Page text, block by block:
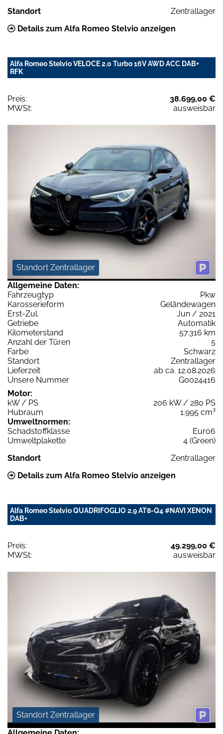
Standort
Zentrallager
Details zum Alfa Romeo Stelvio anzeigen
Alfa Romeo Stelvio VELOCE 2.0 Turbo 16V AWD ACC DAB+
RFK
Preis:
38.699,00 €
MWSt:
ausweisbar
Standort Zentrallager
Allgemeine Daten:
Fahrzeugtyp
Pkw
Karosserieform
Geländewagen
Erst-Zul.
Jun / 2021
Getriebe
Automatik
Kilometerstand
57.316 km
Anzahl der Türen
5
Farbe
Schwarz
Standort
Zentrallager
Lieferzeit
ab ca. 12.08.2026
Unsere Nummer
G0024416
Motor:
kW / PS
206 kW / 280 PS
Hubraum
1.995 cm³
Umweltnormen:
Schadstoffklasse
Euro6
Umweltplakette
4 (Green)
Standort
Zentrallager
Details zum Alfa Romeo Stelvio anzeigen
Alfa Romeo Stelvio QUADRIFOGLIO 2.9 AT8-Q4 #NAVI XENON
DAB+
Preis:
49.299,00 €
MWSt:
ausweisbar
Standort Zentrallager